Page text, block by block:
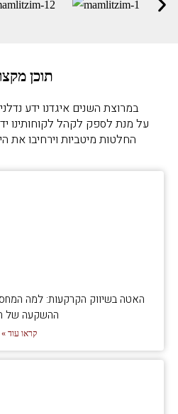
תוכן
במרוצת השנים איגדנו ידע
על מנת לספק לקהל לקוחותינו
החלטות מיטביות וירחיבו את
האטה בשיווק הקרקעות: למה
ההשקעה של
קראו עוד »